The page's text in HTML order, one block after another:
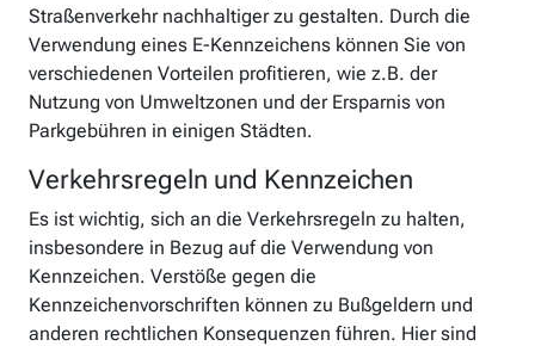
Straßenverkehr nachhaltiger zu gestalten. Durch die
Verwendung eines E-Kennzeichens können Sie von
verschiedenen Vorteilen profitieren, wie z.B. der
Nutzung von Umweltzonen und der Ersparnis von
Parkgebühren in einigen Städten.
Verkehrsregeln und Kennzeichen
Es ist wichtig, sich an die Verkehrsregeln zu halten,
insbesondere in Bezug auf die Verwendung von
Kennzeichen. Verstöße gegen die
Kennzeichenvorschriften können zu Bußgeldern und
anderen rechtlichen Konsequenzen führen. Hier sind